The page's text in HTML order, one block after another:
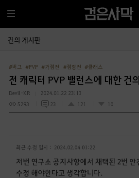
전
체
메
건의 게시판
#버그 #PVP #거점전 #점령전 #클래스
전 캐릭터 PVP 밸런스에 대한 건
Devil-KR
2024.01.22 23:13
5293
23 121 10
최근 수정 일시 : 2024.02.04 01:22
저번 연구소 공지사항에서 채택된 2번 안
수정 해야한다고 생각합니다.